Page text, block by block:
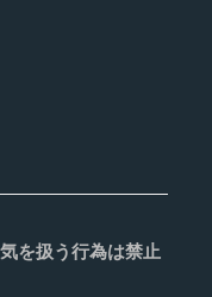
を扱う行為は禁止